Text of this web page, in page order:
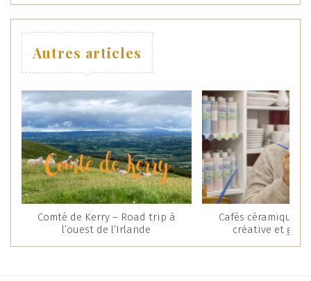
Autres articles
Comté de Kerry – Road trip à
l’ouest de l’Irlande
Cafés céramique :
créative et